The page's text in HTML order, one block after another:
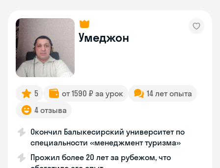
Умеджон
5 от 1590 ₽ за урок
14 лет опыта
4 отзыва
Окончил Балыкесирский университет по
специальности «менеджмент туризма»
Прожил более 20 лет за рубежом, что